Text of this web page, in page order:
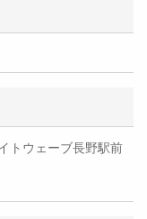
トウェーブ長野駅前